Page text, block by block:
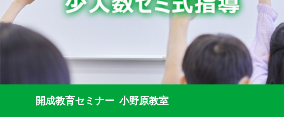
開成教育セミナー 小野原教室